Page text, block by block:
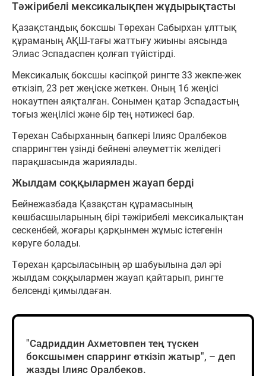
Тәжірибелі мексикалықпен жұдырықтасты
Қазақстандық боксшы Төрехан Сабырхан ұлттық
құраманың АҚШ-тағы жаттығу жиыны аясында
Элиас Эспадаспен қолғап түйістірді.
Мексикалық боксшы кәсіпқой рингте 33 жекпе-жек
өткізіп, 23 рет жеңіске жеткен. Оның 16 жеңісі
нокаутпен аяқталған. Сонымен қатар Эспадастың
тоғыз жеңілісі және бір тең нәтижесі бар.
Төрехан Сабырханның бапкері Ілияс Оралбеков
спаррингтен үзінді бейнені әлеуметтік желідегі
парақшасында жариялады.
Жылдам соққылармен жауап берді
Бейнежазбада Қазақстан құрамасының
көшбасшыларының бірі тәжірибелі мексикалықтан
сескенбей, жоғары қарқынмен жұмыс істегенін
көруге болады.
Төрехан қарсыласының әр шабуылына дәл әрі
жылдам соққылармен жауап қайтарып, рингте
белсенді қимылдаған.
"Садриддин Ахметовпен тең түскен
боксшымен спарринг өткізіп жатыр", – деп
жазды Ілияс Оралбеков.